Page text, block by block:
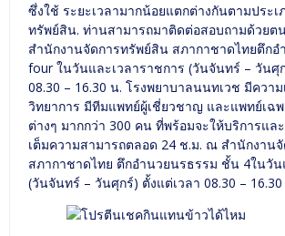
ซึ่งใช้ ระยะเวลามากน้อยแตกต่างกันตามประ
ทรัพย์สิน. ท่านสามารถมาติดต่อสอบถามด้วยต
สำนักงานจัดการทรัพย์สิน สภากาชาดไทยตึก
four ในวันและเวลาราชการ (วันจันทร์ – วันศุ
08.30 – 16.30 น. โรงพยาบาลนนทเวช มีควา
วิทยาการ มีทีมแพทย์ผู้เชี่ยวชาญ และแพทย์เฉ
ต่างๆ มากกว่า 300 คน ที่พร้อมจะให้บริการแล
เต็มความสามารถตลอด 24 ช.ม. ณ สำนักงาน
สภากาชาดไทย ตึกอำนวยนรธรรม ชั้น 4ในวัน
(วันจันทร์ – วันศุกร์) ตั้งแต่เวลา 08.30 – 16.30